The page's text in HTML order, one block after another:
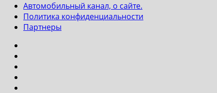
Автомобильный канал, о сайте.
Политика конфиденциальности
Партнеры